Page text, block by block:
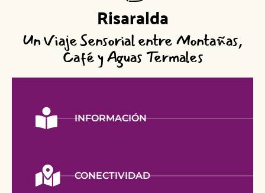
Risaralda
Un Viaje Sensorial entre Montañas,
Café y Aguas Termales
INFORMACIÓN
CONECTIVIDAD